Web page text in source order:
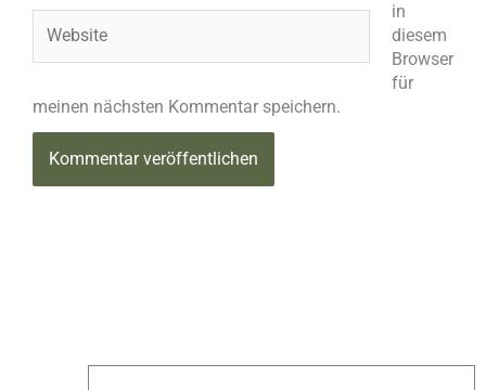
in
diesem
Browser
für
meinen nächsten Kommentar speichern.